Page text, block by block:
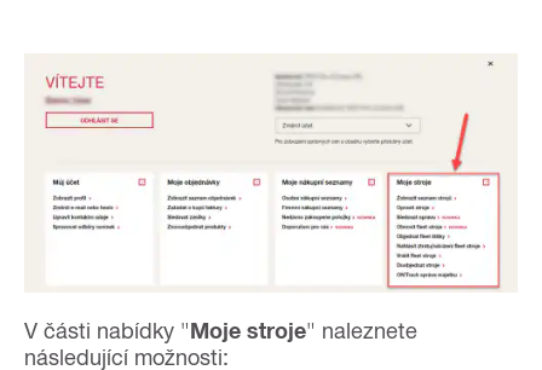
V části nabídky "Moje stroje" naleznete
následující možnosti: